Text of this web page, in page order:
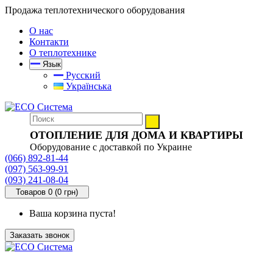
Продажа теплотехнического оборудования
О нас
Контакти
О теплотехнике
Язык
Русский
Українська
ОТОПЛЕНИЕ ДЛЯ ДОМА И КВАРТИРЫ
Оборудование с доставкой по Украине
(066) 892-81-44
(097) 563-99-91
(093) 241-08-04
Товаров 0 (0 грн)
Ваша корзина пуста!
Заказать звонок